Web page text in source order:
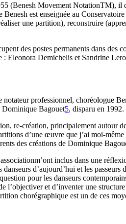
(Benesh Movement NotationTM),
est enseignée au
une partition), reconstruire
des postes permanents dans
: Eleonora Demichelis et Sandrine
professionnel, choréologue
Dominique Bagouet5, disparu en 1992.
re-création, principalement autour
d’une œuvre que j’ai moi-
des créations de Dominique
inclus dans une
d’aujourd’hui et les
pour les danseurs
et d’inventer une
chorégraphique est un de ces